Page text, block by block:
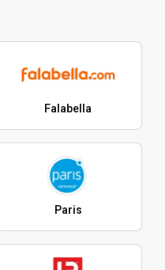
Falabella
Paris